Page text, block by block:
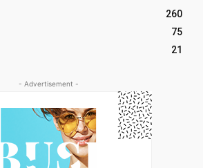
260
75
21
- Advertisement -